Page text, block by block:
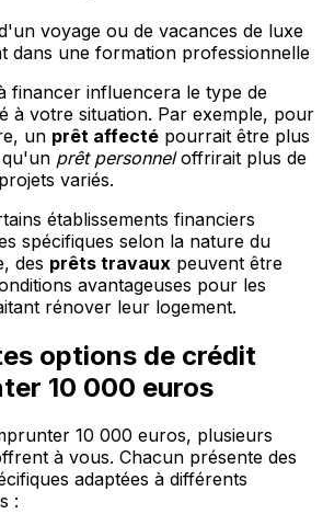
voyage ou de vacances de luxe
dans une formation professionnelle
financer influencera le type de
à votre situation. Par exemple, pour
un prêt affecté pourrait être plus
qu'un prêt personneloffrirait plus de
variés.
établissements financiers
spécifiques selon la nature du
des prêts travaux peuvent être
avantageuses pour les
rénover leur logement.
options de crédit
10 000 euros
10 000 euros, plusieurs
à vous. Chacun présente des
adaptées à différents
: